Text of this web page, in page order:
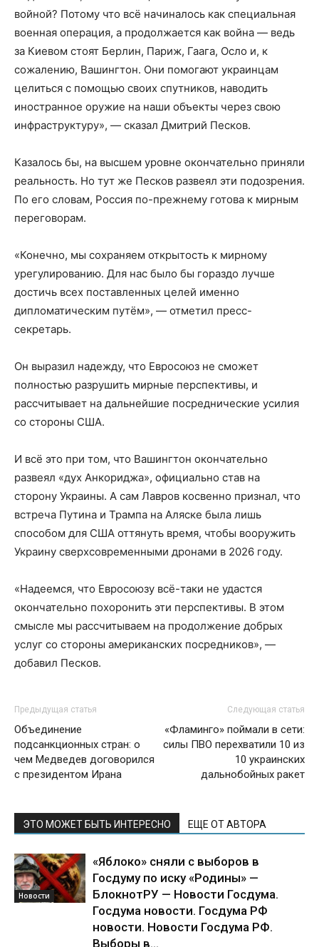
войной? Потому что всё начиналось как специальная
военная операция, а продолжается как война — ведь
за Киевом стоят Берлин, Париж, Гаага, Осло и, к
сожалению, Вашингтон. Они помогают украинцам
целиться с помощью своих спутников, наводить
иностранное оружие на наши объекты через свою
инфраструктуру», — сказал Дмитрий Песков.
Казалось бы, на высшем уровне окончательно приняли
реальность. Но тут же Песков развеял эти подозрения.
По его словам, Россия по-прежнему готова к мирным
переговорам.
«Конечно, мы сохраняем открытость к мирному
урегулированию. Для нас было бы гораздо лучше
достичь всех поставленных целей именно
дипломатическим путём», — отметил пресс-
секретарь.
Он выразил надежду, что Евросоюз не сможет
полностью разрушить мирные перспективы, и
рассчитывает на дальнейшие посреднические усилия
со стороны США.
И всё это при том, что Вашингтон окончательно
развеял «дух Анкориджа», официально став на
сторону Украины. А сам Лавров косвенно признал, что
встреча Путина и Трампа на Аляске была лишь
способом для США оттянуть время, чтобы вооружить
Украину сверхсовременными дронами в 2026 году.
«Надеемся, что Евросоюзу всё-таки не удастся
окончательно похоронить эти перспективы. В этом
смысле мы рассчитываем на продолжение добрых
услуг со стороны американских посредников», —
добавил Песков.
Предыдущая статья
Объединение
подсанкционных стран: о
чем Медведев договорился
с президентом Ирана
Следующая статья
«Фламинго» поймали в сети:
силы ПВО перехватили 10 из
10 украинских
дальнобойных ракет
ЭТО МОЖЕТ БЫТЬ ИНТЕРЕСНО ЕЩЕ ОТ АВТОРА
Новости
«Яблоко» сняли с выборов в
Госдуму по иску «Родины» —
БлокнотРУ — Новости Госдума.
Госдума новости. Госдума РФ
новости. Новости Госдума РФ.
Выборы в...